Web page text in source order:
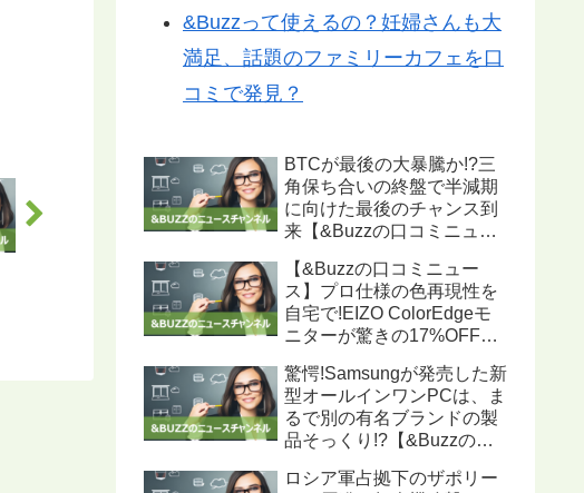
&Buzzって使えるの？妊婦さんも大
満足、話題のファミリーカフェを口
コミで発見？
BTCが最後の大暴騰か!?三
角保ち合いの終盤で半減期
に向けた最後のチャンス到
来【&Buzzの口コミニュー
【&Buzzの口コミニュー
ス】プロ仕様の色再現性を
自宅で!EIZO ColorEdgeモ
ニターが驚きの17%OFF、
ション機能搭載で写真・動
画編集に最適
驚愕!Samsungが発売した新
型オールインワンPCは、ま
るで別の有名ブランドの製
品そっくり!?【&Buzzの口
ロシア軍占拠下のザポリー